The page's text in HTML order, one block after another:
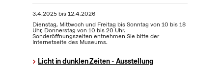
3.4.2025bis12.4.2026
Dienstag, Mittwoch und Freitag bis Sonntag von 10 bis 18
Uhr, Donnerstag von 10 bis 20 Uhr.
Sonderöffnungszeiten entnehmen Sie bitte der
Internetseite des Museums.
Licht in dunklen Zeiten - Ausstellung